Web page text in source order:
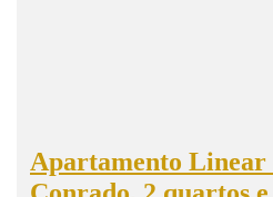
Apartamento Linear